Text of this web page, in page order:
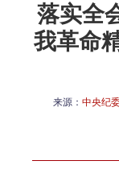
> 学习领会 >
落实全
我革命
来源： 中央纪